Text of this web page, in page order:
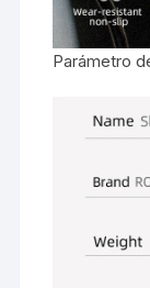
Parámetro